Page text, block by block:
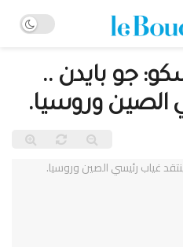
جو بايدن ..
الصين وروسيا.